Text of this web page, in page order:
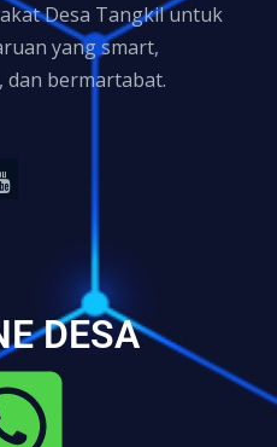
Desa Tangkil untuk
yang smart,
dan bermartabat.
DESA